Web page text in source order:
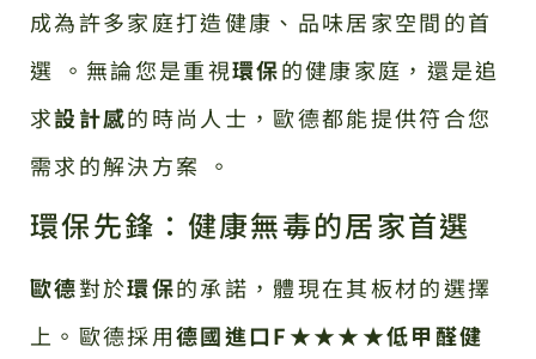
成為許多家庭打造健康、品味居家空間的首
選 。無論您是重視環保的健康家庭，還是追
求設計感的時尚人士，歐德都能提供符合您
需求的解決方案 。
環保先鋒：健康無毒的居家首選
歐德對於環保的承諾，體現在其板材的選擇
上。歐德採用德國進口F★★★★低甲醛健